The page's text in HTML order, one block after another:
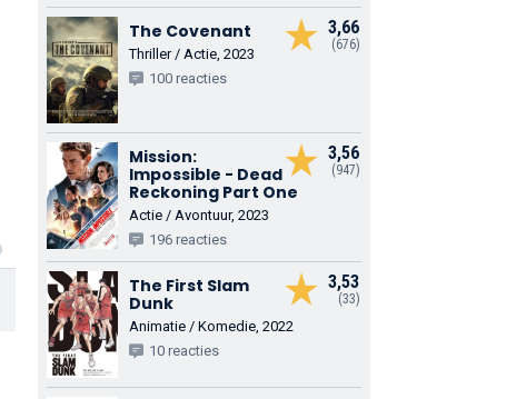
3,66
(676)
The Covenant
Thriller / Actie, 2023
100 reacties
3,56
(947)
Mission:
Impossible - Dead
Reckoning Part One
Actie / Avontuur, 2023
196 reacties
3,53
(33)
The First Slam
Dunk
Animatie / Komedie, 2022
10 reacties